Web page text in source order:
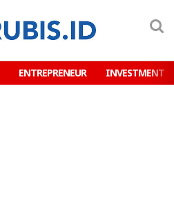
ENTREPRENEUR INVESTMENT